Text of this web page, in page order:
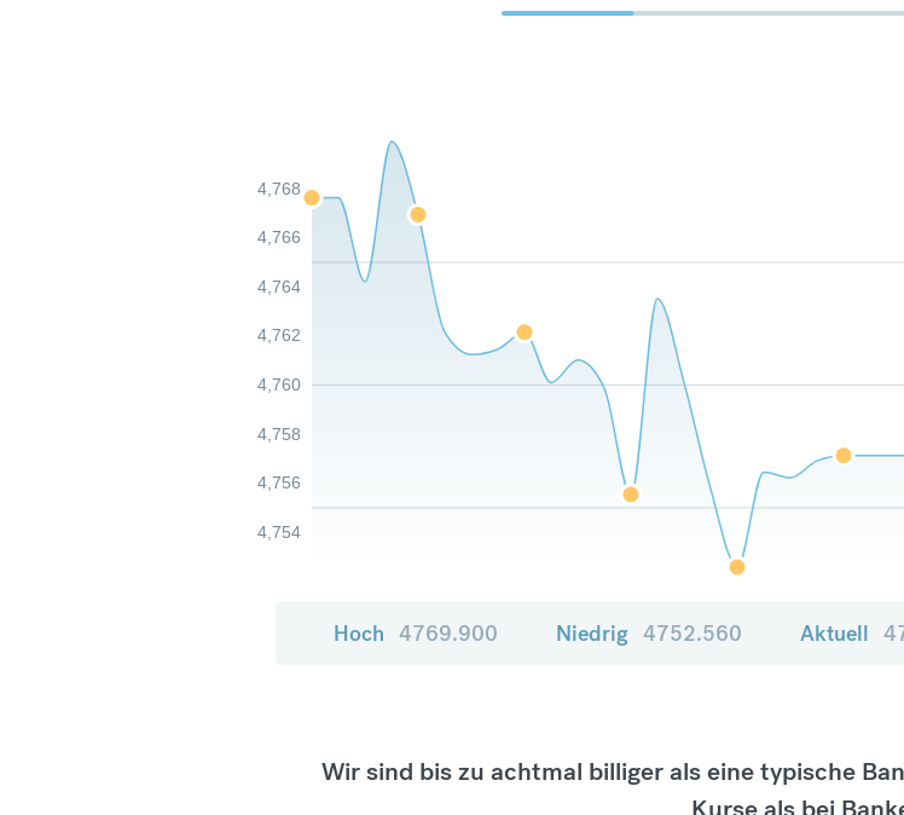
4,754
4,756
4,758
4,760
4,762
4,764
4,766
4,768
Hoch 4769.900 Niedrig 4752.560 Aktuell
Wir sind bis zu achtmal billiger als eine typische
Kurse als bei